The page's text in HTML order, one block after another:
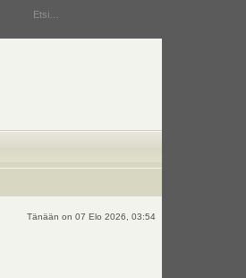
Tänään on 07 Elo 2026, 03:54